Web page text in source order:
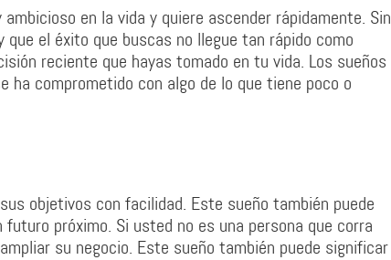
en la vida y quiere ascender rápidamente. Sin
el éxito que buscas no llegue tan rápido como
reciente que hayas tomado en tu vida. Los sueños
ha comprometido con algo de lo que tiene poco o
objetivos con facilidad. Este sueño también puede
próximo. Si usted no es una persona que corra
su negocio. Este sueño también puede significar